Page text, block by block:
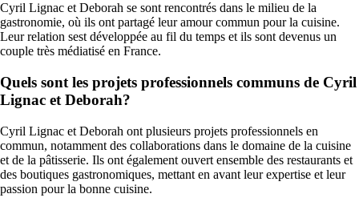
Cyril Lignac et Deborah se sont rencontrés dans le milieu de la
gastronomie, où ils ont partagé leur amour commun pour la cuisine.
Leur relation sest développée au fil du temps et ils sont devenus un
couple très médiatisé en France.
Quels sont les projets professionnels communs de Cyril
Lignac et Deborah?
Cyril Lignac et Deborah ont plusieurs projets professionnels en
commun, notamment des collaborations dans le domaine de la cuisine
et de la pâtisserie. Ils ont également ouvert ensemble des restaurants et
des boutiques gastronomiques, mettant en avant leur expertise et leur
passion pour la bonne cuisine.